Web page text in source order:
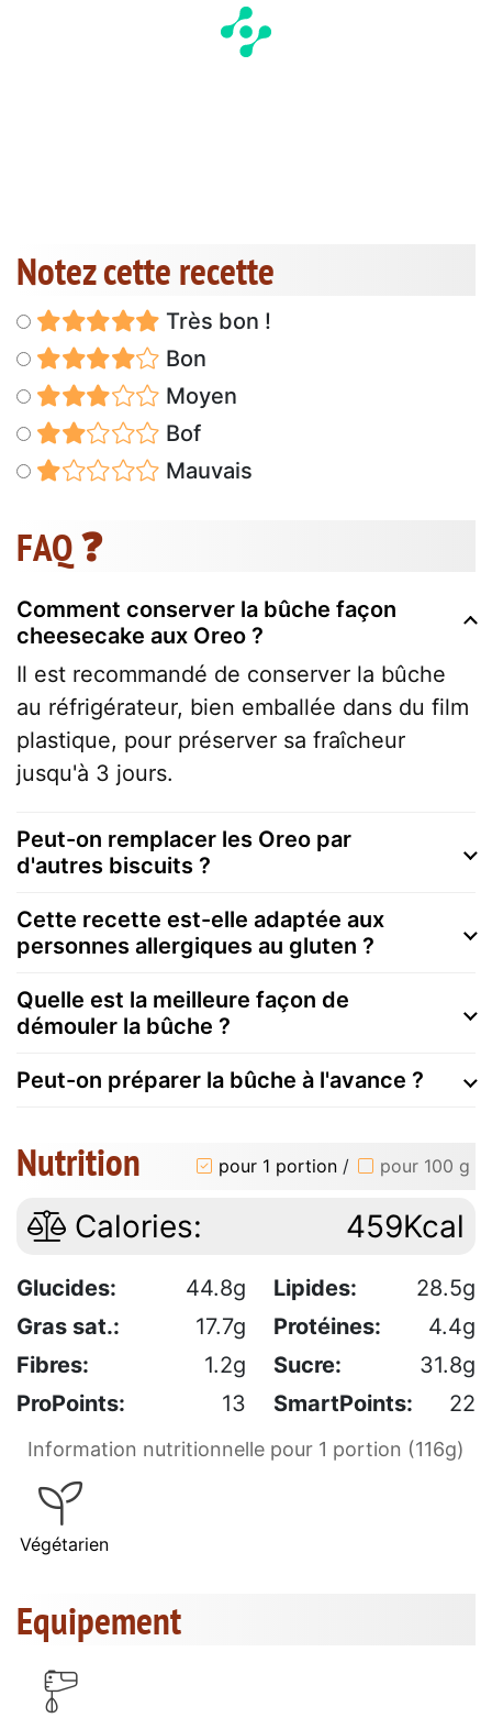
Notez cette recette
Très bon !
Bon
Moyen
Bof
Mauvais
FAQ ❓
Comment conserver la bûche façon
cheesecake aux Oreo ?
Il est recommandé de conserver la bûche
au réfrigérateur, bien emballée dans du film
plastique, pour préserver sa fraîcheur
jusqu'à 3 jours.
Peut-on remplacer les Oreo par
d'autres biscuits ?
Cette recette est-elle adaptée aux
personnes allergiques au gluten ?
Quelle est la meilleure façon de
démouler la bûche ?
Peut-on préparer la bûche à l'avance ?
Nutrition pour 1 portion / pour 100 g
Calories: 459Kcal
Glucides: 44.8g Lipides:
28.5g
Gras sat.:
17.7g Protéines:
4.4g
Fibres:
1.2g Sucre:
31.8g
ProPoints:
13 SmartPoints: 22
Information nutritionnelle pour 1 portion (116g)
Végétarien
Equipement